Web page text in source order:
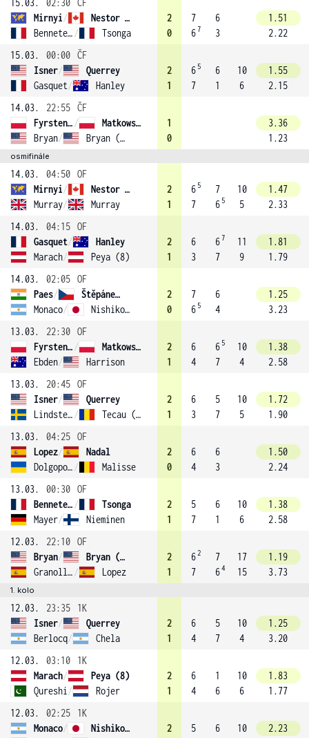
15.03. 02:30 ČF
Mirnyi/
Nestor (2)
Benneteau / Tsonga
2
0
7
67
6
3
1.51
2.22
15.03.
00:00 ČF
Isner/
Querrey
Gasquet/ Hanley
2
1
6 5
7
6
1
10
6
1.55
2.15
14.03.
22:55 ČF
Fyrstenberg /
Matkowski (6)
Bryan/ Bryan (1)
1
0
3.36
1.23
osmifinále
14.03. 04:50 OF
Mirnyi/
Nestor (2)
Murray/ Murray
2
1
6 5
7
7
6 5
10
5
1.47
2.33
14.03.
04:15 OF
Gasquet/
Hanley
Marach/ Peya (8)
2
1
6
3
67
7
11
9
1.81
1.79
14.03.
02:05 OF
Paes/
Štěpánek (7)
Monaco/ Nishikori
2
0
7
6 5
6
4
1.25
3.23
13.03.
22:30 OF
Fyrstenberg /
Matkowski (6)
Ebden/ Harrison
2
1
6
4
6 5
7
10
4
1.38
2.58
13.03.
20:45 OF
Isner/
Querrey
Lindstedt / Tecau (4)
2
1
6
3
5
7
10
5
1.72
1.90
13.03.
04:25 OF
Lopez/
Nadal
Dolgopolov / Malisse
2
0
6
4
6
3
1.50
2.24
13.03.
00:30 OF
Benneteau /
Tsonga
Mayer/ Nieminen
2
1
5
7
6
1
10
6
1.38
2.58
12.03.
22:10 OF
Bryan/
Bryan (1)
Granollers-Pujol / Lopez
2
1
62
7
7
64
17
15
1.19
3.73
1. kolo
12.03. 23:35
1K
Isner/
Querrey
Berlocq/ Chela
2
1
6
4
5
7
10
4
1.25
3.20
12.03.
03:10
1K
Marach/
Peya (8)
Qureshi / Rojer
2
1
6
4
1
6
10
6
1.83
1.77
12.03.
02:25
1K
Monaco/
Nishikori
2
5
6
10
2.23